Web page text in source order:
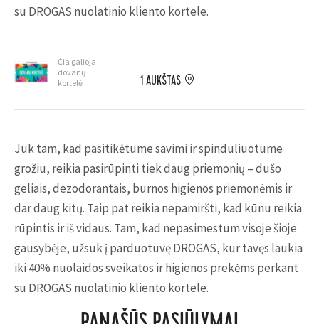
su DROGAS nuolatinio kliento kortele.
Čia galioja
dovanų
kortelė
1 AUKŠTAS
Juk tam, kad pasitikėtume savimi ir spinduliuotume
grožiu, reikia pasirūpinti tiek daug priemonių – dušo
geliais, dezodorantais, burnos higienos priemonėmis ir
dar daug kitų. Taip pat reikia nepamiršti, kad kūnu reikia
rūpintis ir iš vidaus. Tam, kad nepasimestum visoje šioje
gausybėje, užsuk į parduotuvę DROGAS, kur tavęs laukia
iki 40% nuolaidos sveikatos ir higienos prekėms perkant
su DROGAS nuolatinio kliento kortele.